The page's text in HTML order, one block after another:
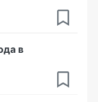
в